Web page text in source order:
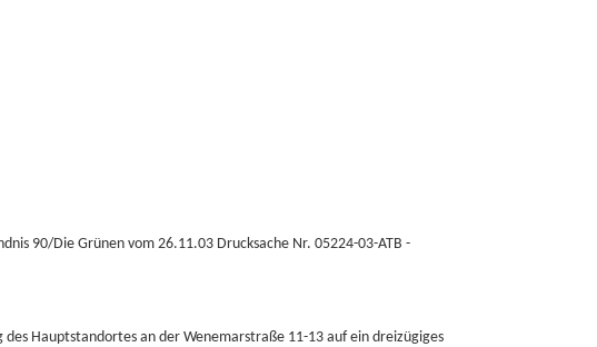
90/Die Grünen vom 26.11.03 Drucksache Nr. 05224-03-ATB -
Hauptstandortes an der Wenemarstraße 11-13 auf ein dreizügiges